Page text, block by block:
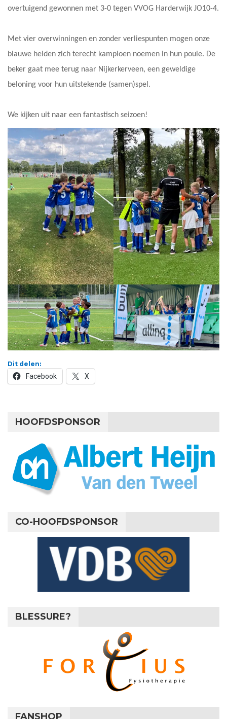
overtuigend gewonnen met 3-0 tegen VVOG Harderwijk JO10-4.
Met vier overwinningen en zonder verliespunten mogen onze
blauwe helden zich terecht kampioen noemen in hun poule. De
beker gaat mee terug naar Nijkerkerveen, een geweldige
beloning voor hun uitstekende (samen)spel.
We kijken uit naar een fantastisch seizoen!
Dit delen:
Facebook X
HOOFDSPONSOR
CO-HOOFDSPONSOR
BLESSURE?
FANSHOP